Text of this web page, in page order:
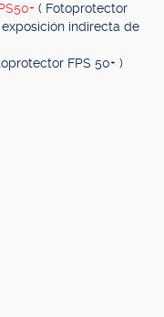
( Fotoprotector
indirecta de
FPS 50+ )